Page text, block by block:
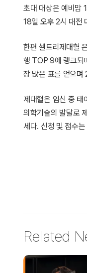
초대 대상은 예비맘
18일 오후 2시 대전
한편 셀트리제대혈
행 TOP 9에 랭크되
장 많은 표를 얻으며
제대혈은 임신 중 태
의학기술의 발달로
세다. 신청 및 접수
Related